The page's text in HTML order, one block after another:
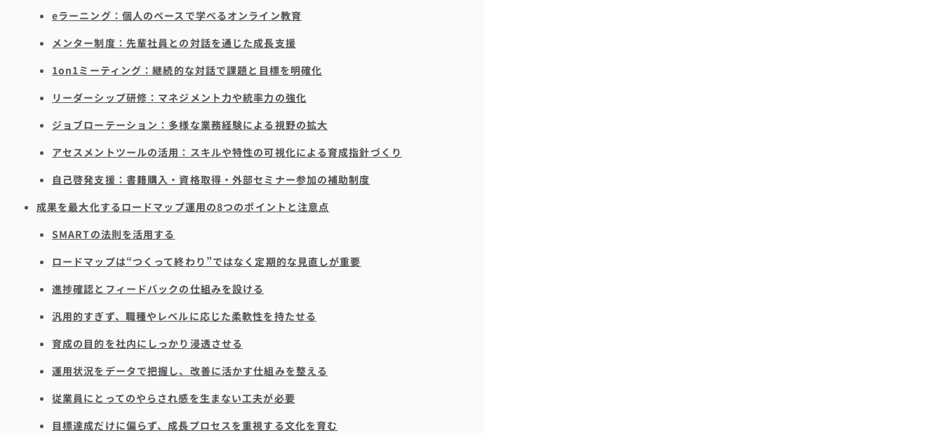
eラーニング：個人のペースで学べるオンライン教育
メンター制度：先輩社員との対話を通じた成長支援
1on1ミーティング：継続的な対話で課題と目標を明確化
リーダーシップ研修：マネジメント力や統率力の強化
ジョブローテーション：多様な業務経験による視野の拡大
アセスメントツールの活用：スキルや特性の可視化による育成指針づくり
自己啓発支援：書籍購入・資格取得・外部セミナー参加の補助制度
成果を最大化するロードマップ運用の8つのポイントと注意点
SMARTの法則を活用する
ロードマップは“つくって終わり”ではなく定期的な見直しが重要
進捗確認とフィードバックの仕組みを設ける
汎用的すぎず、職種やレベルに応じた柔軟性を持たせる
育成の目的を社内にしっかり浸透させる
運用状況をデータで把握し、改善に活かす仕組みを整える
従業員にとってのやらされ感を生まない工夫が必要
目標達成だけに偏らず、成長プロセスを重視する文化を育む